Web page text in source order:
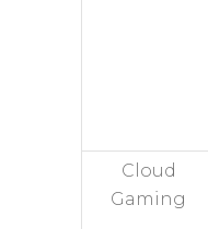
Cloud
Gaming